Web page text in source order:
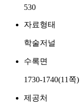
530
자료형태
학술저널
수록면
1730-1740(11쪽)
제공처